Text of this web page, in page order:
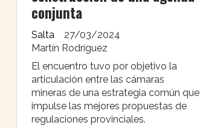
conjunta
Martín Rodríguez
Salta 27/03/2024
El encuentro tuvo por objetivo la
articulación entre las cámaras
mineras de una estrategia común que
impulse las mejores propuestas de
regulaciones provinciales.